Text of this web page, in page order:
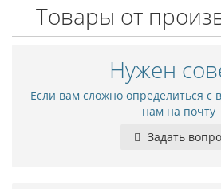
Товары от
Нужен
Если вам сложно определиться
нам на почту
Задать